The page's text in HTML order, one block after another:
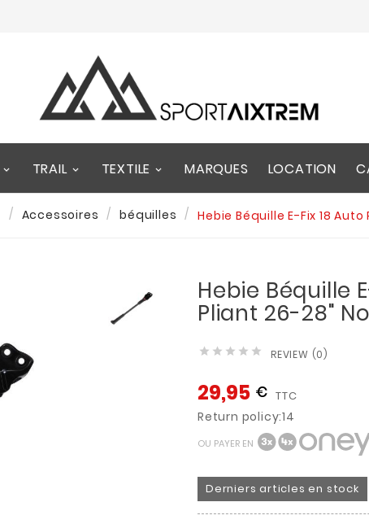
TRAIL TEXTILE MARQUES LOCATION
Accessoires béquilles Hebie Béquille E-Fix 18
Hebie Béquille
Pliant 26-28"
     REVIEW (0)
29,95 € TTC
Return policy:14
OU PAYER EN
Derniers articles en stock